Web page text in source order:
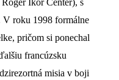
Ikor Center), s
roku 1998 formálne
pričom si ponechal
francúzsku
misia v boji